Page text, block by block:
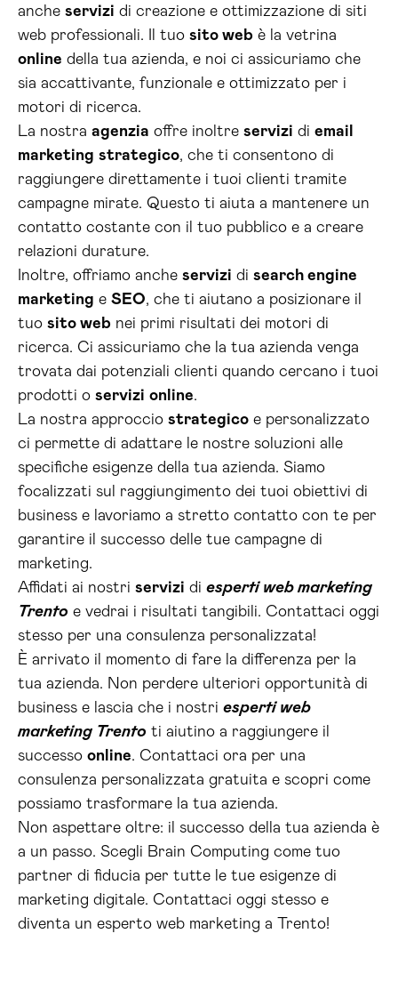
anche servizi di creazione e ottimizzazione di siti
web professionali. Il tuo sito web è la vetrina
online della tua azienda, e noi ci assicuriamo che
sia accattivante, funzionale e ottimizzato per i
motori di ricerca.
La nostra agenzia offre inoltre servizi di email
marketing strategico, che ti consentono di
raggiungere direttamente i tuoi clienti tramite
campagne mirate. Questo ti aiuta a mantenere un
contatto costante con il tuo pubblico e a creare
relazioni durature.
Inoltre, offriamo anche servizi di search engine
marketing e SEO, che ti aiutano a posizionare il
tuo sito web nei primi risultati dei motori di
ricerca. Ci assicuriamo che la tua azienda venga
trovata dai potenziali clienti quando cercano i tuoi
prodotti o servizi online.
La nostra approccio strategico e personalizzato
ci permette di adattare le nostre soluzioni alle
specifiche esigenze della tua azienda. Siamo
focalizzati sul raggiungimento dei tuoi obiettivi di
business e lavoriamo a stretto contatto con te per
garantire il successo delle tue campagne di
marketing.
Affidati ai nostri servizi di esperti web marketing
Trento e vedrai i risultati tangibili. Contattaci oggi
stesso per una consulenza personalizzata!
È arrivato il momento di fare la differenza per la
tua azienda. Non perdere ulteriori opportunità di
business e lascia che i nostri esperti web
marketing Trento ti aiutino a raggiungere il
successo online. Contattaci ora per una
consulenza personalizzata gratuita e scopri come
possiamo trasformare la tua azienda.
Non aspettare oltre: il successo della tua azienda è
a un passo. Scegli Brain Computing come tuo
partner di fiducia per tutte le tue esigenze di
marketing digitale. Contattaci oggi stesso e
diventa un esperto web marketing a Trento!